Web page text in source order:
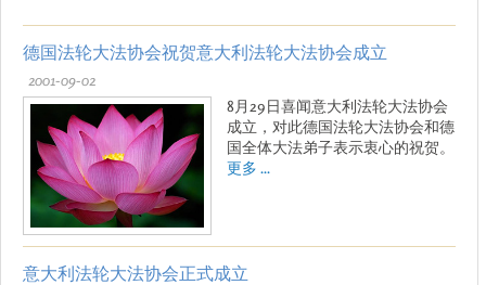
德国法轮大法协会祝贺意大利法轮大法协会成立
2001-09-02
8月29日喜闻意大利法轮大法协会
成立，对此德国法轮大法协会和德
国全体大法弟子表示衷心的祝贺。
更多 ...
意大利法轮大法协会正式成立